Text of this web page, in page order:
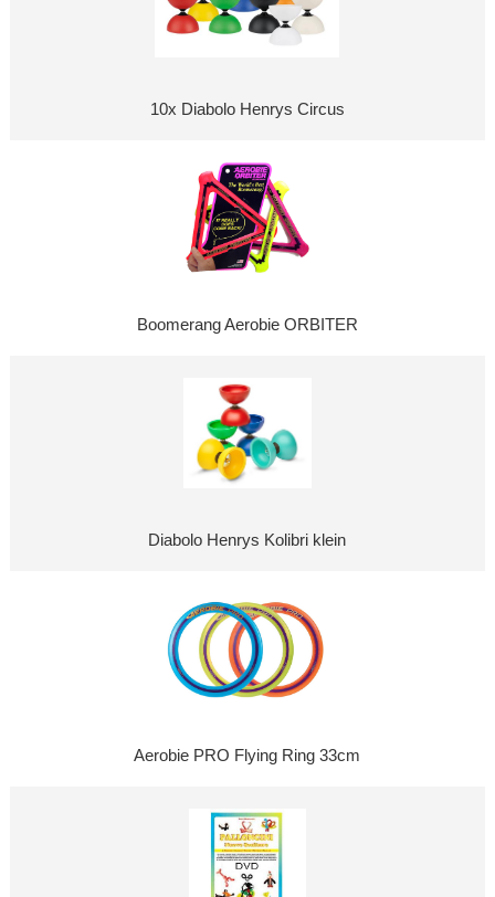
10x Diabolo Henrys Circus
Boomerang Aerobie ORBITER
Diabolo Henrys Kolibri klein
Aerobie PRO Flying Ring 33cm